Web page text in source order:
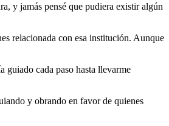
y jamás pensé que pudiera existir algún
relacionada con esa institución. Aunque
guiado cada paso hasta llevarme
y obrando en favor de quienes